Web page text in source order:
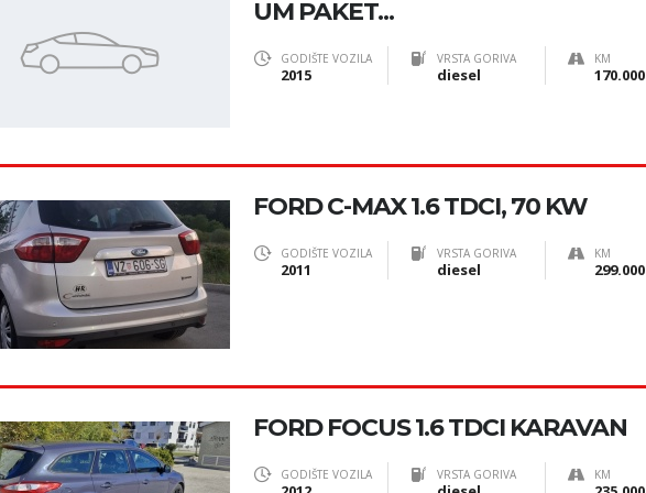
UM PAKET...
GODIŠTE VOZILA
2015
VRSTA GORIVA
diesel
KM
170.000
FORD C-MAX 1.6 TDCI, 70 KW
GODIŠTE VOZILA
2011
VRSTA GORIVA
diesel
KM
299.000
FORD FOCUS 1.6 TDCI KARAVAN
GODIŠTE VOZILA VRSTA GORIVA KM